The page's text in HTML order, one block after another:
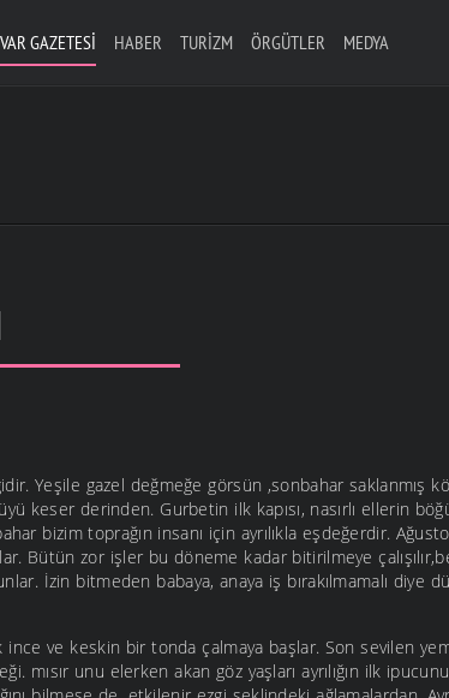
GAZETESI HABER TURIZM ÖRGÜTLER MEDYA
Yeşile gazel değmeğe görsün ,sonbahar saklanmış
keser derinden. Gurbetin ilk kapısı, nasırlı ellerin
bizim toprağın insanı için ayrılıkla eşdeğerdir.
Bütün zor işler bu döneme kadar bitirilmeye
İzin bitmeden babaya, anaya iş bırakılmamalı diye
ince ve keskin bir tonda çalmaya başlar. Son sevilen
mısır unu elerken akan göz yaşları ayrılığın ilk